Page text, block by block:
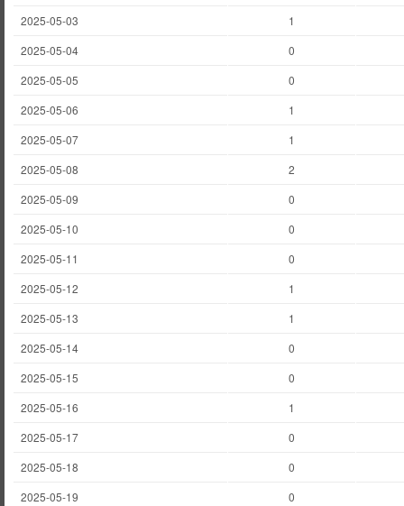
2025-05-03
1
2025-05-04
0
2025-05-05
0
2025-05-06
1
2025-05-07
1
2025-05-08
2
2025-05-09
0
2025-05-10
0
2025-05-11
0
2025-05-12
1
2025-05-13
1
2025-05-14
0
2025-05-15
0
2025-05-16
1
2025-05-17
0
2025-05-18
0
2025-05-19
0